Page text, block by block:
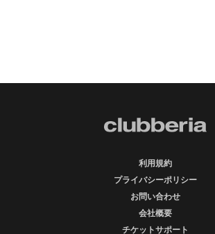
利用規約
プライバシーポリシー
お問い合わせ
会社概要
チケットサポート